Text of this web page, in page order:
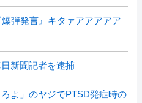
弾発言』キタァアアアアア
新聞記者を逮捕
よ」のヤジでPTSD発症時の